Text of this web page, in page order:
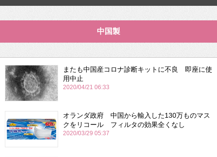
中国製
またも中国産コロナ診断キットに不良 即座に使
用中止
2020/04/21 06:33
オランダ政府 中国から輸入した130万ものマス
クをリコール フィルタの効果全くなし
2020/03/29 05:37